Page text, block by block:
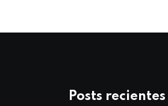
Posts recientes